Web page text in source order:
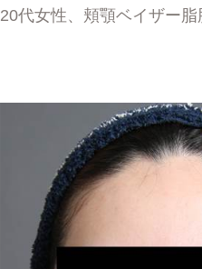
20代女性、頬顎ベイザー脂